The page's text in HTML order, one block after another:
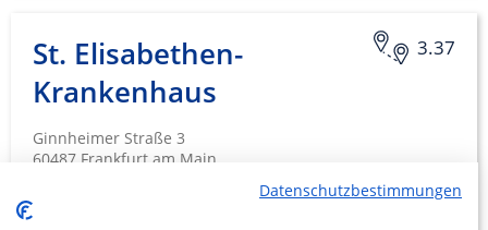
3.37
St. Elisabethen-
Krankenhaus
Ginnheimer Straße 3
60487 Frankfurt am Main
Datenschutzbestimmungen